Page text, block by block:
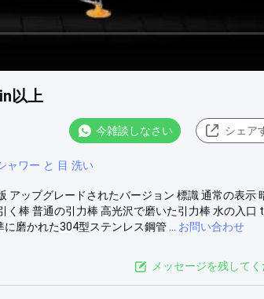
以上
今雑談しなさい シェア
ャワー と 目 洗い
アップグレードされたバージョン 標識 通常の表示
棒 普通の引力棒 高光沢で磨いた引力棒 水の入口
磨かれた304型ステンレス鋼管 ...
お問い合わせ
メッセージを残してく